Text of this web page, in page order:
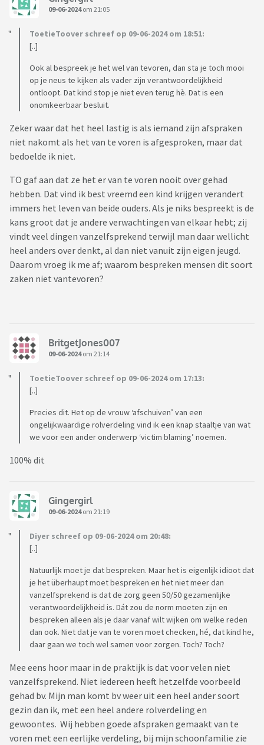
09-06-2024om 21:05
ToetieToover schreef op 09-06-2024 om 18:51:
[..]
Ook al bespreek je het wel van tevoren, dan sta je toch mooi
op je neus te kijken als vader zijn verantwoordelijkheid
ontloopt. Dat kind stop je niet even terug hè. Dat is een
onomkeerbaar besluit.
Zeker waar dat het heel lastig is als iemand zijn afspraken
niet nakomt als het van te voren is afgesproken, maar dat
bedoelde ik niet.
TO gaf aan dat ze het er van te voren nooit over gehad
hebben. Dat vind ik best vreemd een kind krijgen verandert
immers het leven van beide ouders. Als je niks bespreekt is de
kans groot dat je andere verwachtingen van elkaar hebt; zij
vindt veel dingen vanzelfsprekend terwijl man daar wellicht
heel anders over denkt, al dan niet vanuit zijn eigen jeugd.
Daarom vroeg ik me af; waarom bespreken mensen dit soort
zaken niet vantevoren?
BritgetJones007
09-06-2024om 21:14
ToetieToover schreef op 09-06-2024 om 17:13:
[..]
Precies dit. Het op de vrouw ‘afschuiven’ van een
ongelijkwaardige rolverdeling vind ik een knap staaltje van wat
we voor een ander onderwerp ‘victim blaming’ noemen.
100% dit
Gingergirl
09-06-2024om 21:19
Diyer schreef op 09-06-2024 om 20:48:
[..]
Natuurlijk moet je dat bespreken. Maar het is eigenlijk idioot dat
je het überhaupt moet bespreken en het niet meer dan
vanzelfsprekend is dat de zorg geen 50/50 gezamenlijke
verantwoordelijkheid is. Dát zou de norm moeten zijn en
bespreken alleen als je daar vanaf wilt wijken om welke reden
dan ook. Niet dat je van te voren moet checken, hé, dat kind he,
daar gaan we toch wel samen voor zorgen. Toch? Toch?
Mee eens hoor maar in de praktijk is dat voor velen niet
vanzelfsprekend. Niet iedereen heeft hetzelfde voorbeeld
gehad bv. Mijn man komt bv weer uit een heel ander soort
gezin dan ik, met een heel andere rolverdeling en
gewoontes. Wij hebben goede afspraken gemaakt van te
voren met een eerlijke verdeling, bij mijn schoonfamilie zie